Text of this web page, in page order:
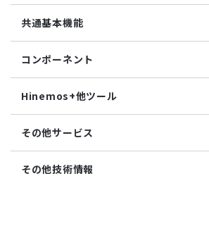
SQL監視
SNMPTRAP監視
SNMP監視
HTTPシナリオ監視
Hinemosエージェント監視
Windowsイベント監視
サービス・ポート監視
リソース監視
プロセス監視
ファイルチェックジョブ
監視ジョブ
承認ジョブ
Grafana
ユーティリティ機能
レポーティング
ノードマップ
Hinemosインシデントダッシュボード
メッセージフィルタ
Hinemosセキュリティオプション
共通基本機能
セルフチェック
メンテナンス
通知
アカウント
カレンダ
コンポーネント
Hinemosエージェント
Hinemosクライアント
Hinemosマネージャ
Hinemos+他ツール
google apps
teams
slack
その他サービス
CloudGate UNO
その他技術情報